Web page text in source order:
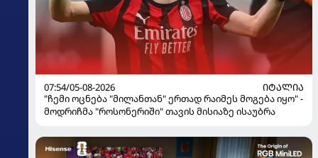
07:54/05-08-2026
ᲘᲢᲐᲚᲘᲐ
"ჩემი ოცნება "მილანთან" ერთად რაიმეს მოგება იყო" -
მოდრიჩმა "როსონერიში" თავის მისიაზე ისაუბრა